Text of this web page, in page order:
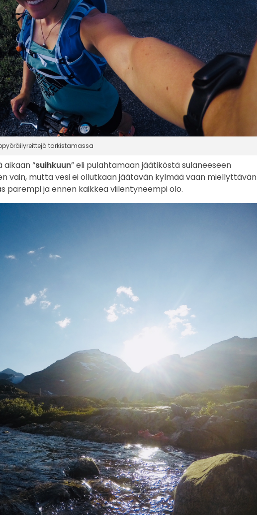
tarkistamassa
“suihkuun” eli pulahtamaan jäätiköstä sulaneeseen
vain, mutta vesi ei ollutkaan jäätävän kylmää vaan miellyttävän
parempi ja ennen kaikkea viilentyneempi olo.